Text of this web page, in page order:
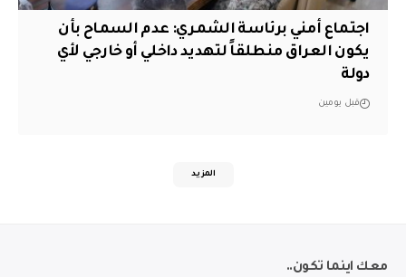
اجتماع أمني برئاسة الشمري: عدم السماح بأن
يكون العراق منطلقاً لتهديد داخلي أو خارجي لأي
دولة
قبل يومين
المزيد
معك اينما تكون..